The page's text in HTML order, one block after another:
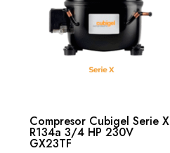
Compresor Cubigel Serie X
R134a 3/4 HP 230V
GX23TF